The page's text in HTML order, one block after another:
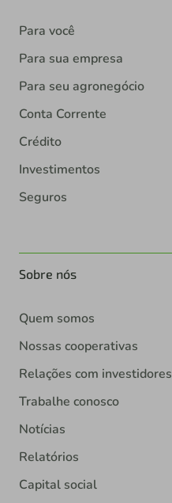
Para você
Para sua empresa
Para seu agronegócio
Conta Corrente
Crédito
Investimentos
Seguros
Sobre nós
Quem somos
Nossas cooperativas
Relações com investidores
Trabalhe conosco
Notícias
Relatórios
Capital social